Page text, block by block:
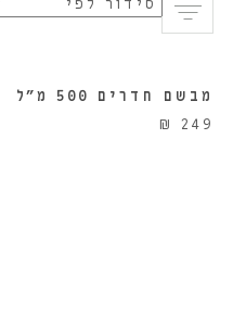
הוספה לסל
מבשם חדרים 500 מ"ל
₪ 249